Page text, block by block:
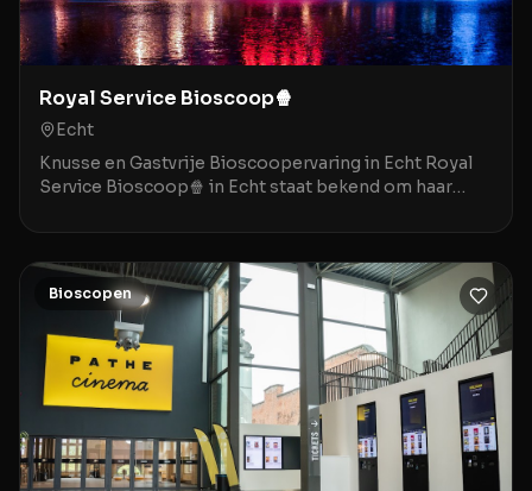
Royal Service Bioscoop🍿
Echt
Knusse en Gastvrije Bioscoopervaring in Echt Royal
Service Bioscoop🍿 in Echt staat bekend om haar
Bioscopen